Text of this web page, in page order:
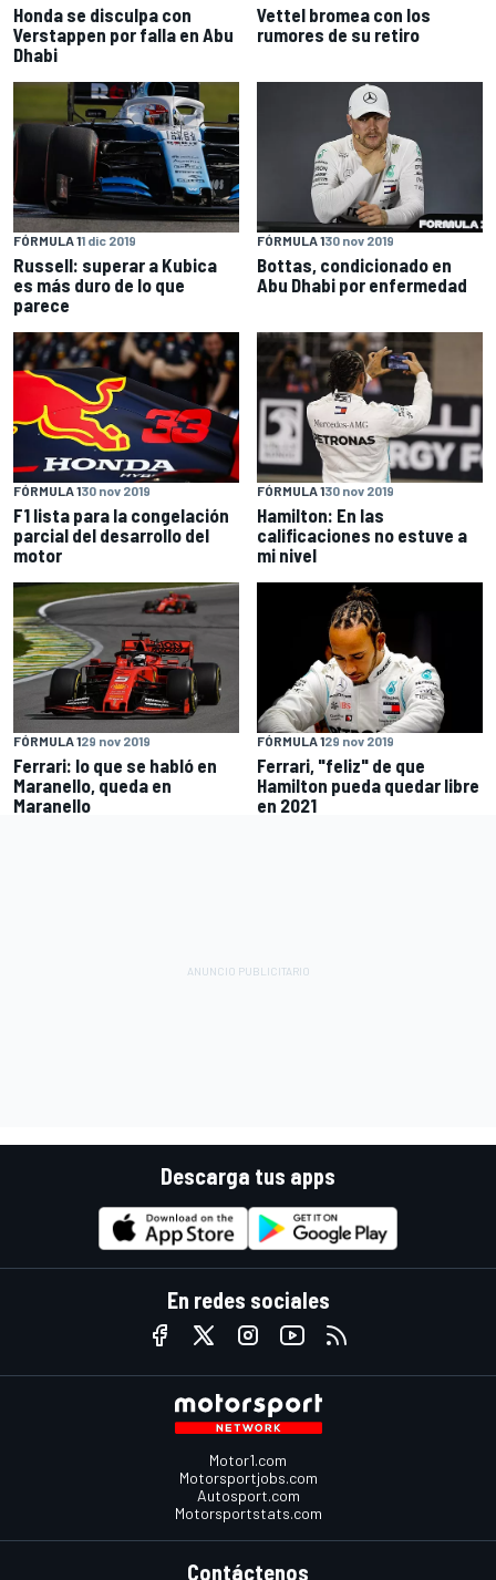
Honda se disculpa con
Verstappen por falla en Abu
Dhabi
Vettel bromea con los
rumores de su retiro
FÓRMULA 11 dic 2019
Russell: superar a Kubica
es más duro de lo que
parece
FÓRMULA 130 nov 2019
Bottas, condicionado en
Abu Dhabi por enfermedad
FÓRMULA 130 nov 2019
F1 lista para la congelación
parcial del desarrollo del
motor
FÓRMULA 130 nov 2019
Hamilton: En las
calificaciones no estuve a
mi nivel
FÓRMULA 129 nov 2019
Ferrari: lo que se habló en
Maranello, queda en
Maranello
FÓRMULA 129 nov 2019
Ferrari, "feliz" de que
Hamilton pueda quedar libre
en 2021
Descarga tus apps
En redes sociales
Motor1.com
Motorsportjobs.com
Autosport.com
Motorsportstats.com
Contáctenos